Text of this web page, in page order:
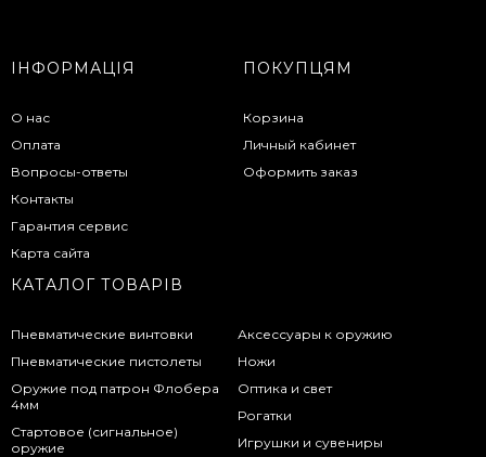
ІНФОРМАЦІЯ
О нас
Оплата
Вопросы-ответы
Контакты
Гарантия сервис
Карта сайта
ПОКУПЦЯМ
Корзина
Личный кабинет
Оформить заказ
КАТАЛОГ ТОВАРІВ
Пневматические винтовки
Пневматические пистолеты
Оружие под патрон Флобера
4мм
Стартовое (сигнальное)
оружие
Аксессуары к оружию
Ножи
Оптика и свет
Рогатки
Игрушки и сувениры